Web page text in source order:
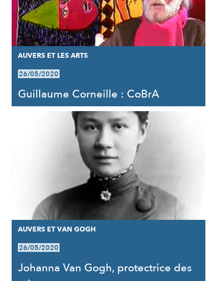
AUVERS ET LES ARTS
26/05/2020
Guillaume Corneille : CoBrA
AUVERS ET VAN GOGH
26/05/2020
Johanna Van Gogh, protectrice des